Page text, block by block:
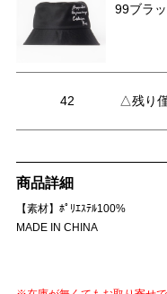
99ブラ
42 △残り
商品詳細
【素材】ﾎﾟﾘｴｽﾃﾙ100%
MADE IN CHINA